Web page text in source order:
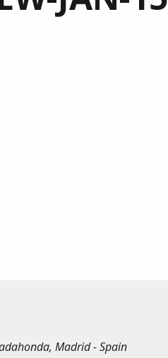
Madrid - Spain